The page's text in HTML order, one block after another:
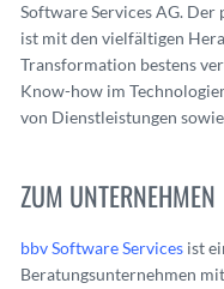
Software Services AG.
ist mit den vielfältigen
Transformation bestens
Know-how im
von Dienstleistungen
ZUM UNTERNEHMEN
bbv Software Services ist
Beratungsunternehmen